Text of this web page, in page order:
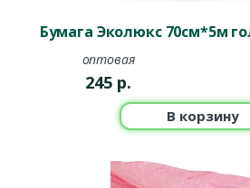
Бумага Эколюкс 70см*5м
оптовая
245 р.
В корзину